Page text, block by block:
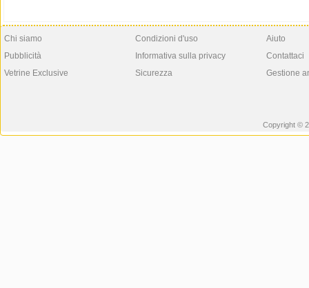
Chi siamo
Pubblicità
Vetrine Exclusive
Condizioni d'uso
Informativa sulla privacy
Sicurezza
Aiuto
Contattaci
Gestione
Copyright ©